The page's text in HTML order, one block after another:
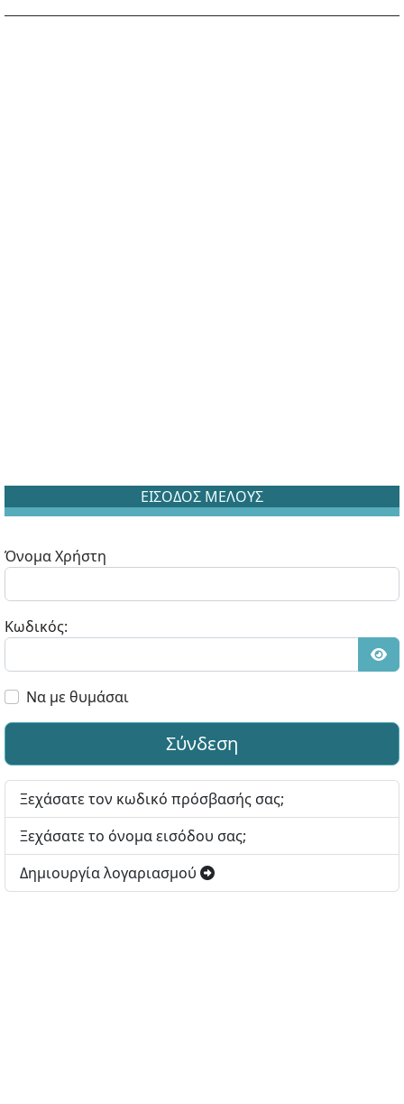
ΕΙΣΟΔΟΣ ΜΕΛΟΥΣ
Όνομα Χρήστη
Κωδικός:
Να με θυμάσαι
Σύνδεση
Ξεχάσατε τον κωδικό πρόσβασής σας;
Ξεχάσατε το όνομα εισόδου σας;
Δημιουργία λογαριασμού